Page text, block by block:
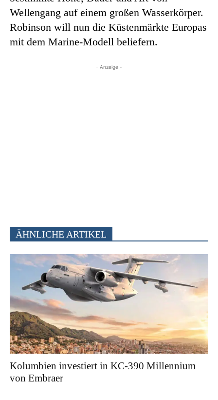
Wellengang auf einem großen Wasserkörper.
Robinson will nun die Küstenmärkte Europas
mit dem Marine-Modell beliefern.
- Anzeige -
ÄHNLICHE ARTIKEL
Kolumbien investiert in KC-390 Millennium
von Embraer